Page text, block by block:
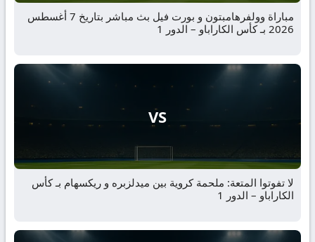
مباراة وولفرهامبتون و بورت فيل بث مباشر بتاريخ 7 أغسطس
2026 بـ كأس الكاراباو – الدور 1
VS
لا تفوتوا المتعة: ملحمة كروية بين ميدلزبره و ريكسهام بـ كأس
الكاراباو – الدور 1